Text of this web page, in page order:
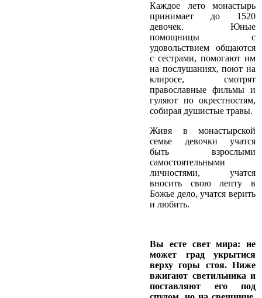
Каждое лето монастырь
принимает до 15­20
девочек. Юные
помощницы с
удовольствием общаются
с сестрами, помогают им
на послушаниях, поют на
клиросе, смотрят
православные фильмы и
гуляют по окрестностям,
собирая душистые травы.
Живя в монастырской
семье девочки учатся
быть взрослыми
самостоятельными
личностями, учатся
вносить свою лепту в
Божье дело, учатся верить
и любить.
Вы есте свет мира: не
может град укрытися
верху горы стоя. Ниже
вжигают светильника и
поставляют его под